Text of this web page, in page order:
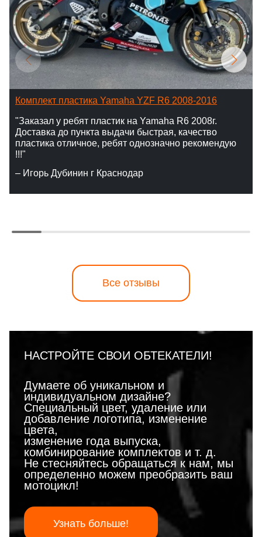
Комплект пластика Yamaha YZF R6 2008-2016
"Заказал у ребят пластик на Yamaha R6 2008г.
Доставка до пункта выдачи быстрая, качество
пластика отличное, ребят однозначно рекомендую
!!!"
– Игорь Дубинин г Краснодар
Все отзывы
НАСТРОЙТЕ СВОИ ОБТЕКАТЕЛИ!
Думаете об уникальном и
индивидуальном дизайне?
Специальный цвет, удаление или
добавление логотипа, изменение
цвета,
изменение года выпуска,
комбинирование комплектов и т. д.
Не стесняйтесь обращаться к нам, мы
определенно можем преобразить ваш
мотоцикл!
Узнать больше!